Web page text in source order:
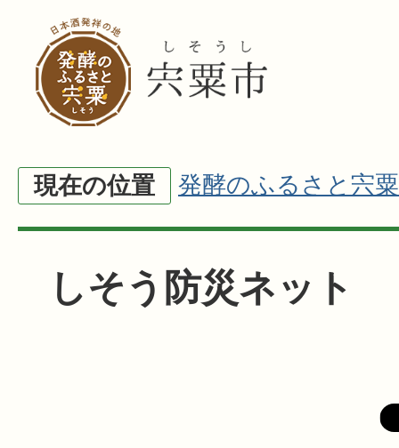
現在の位置 発酵のふるさと宍粟
しそう防災ネット